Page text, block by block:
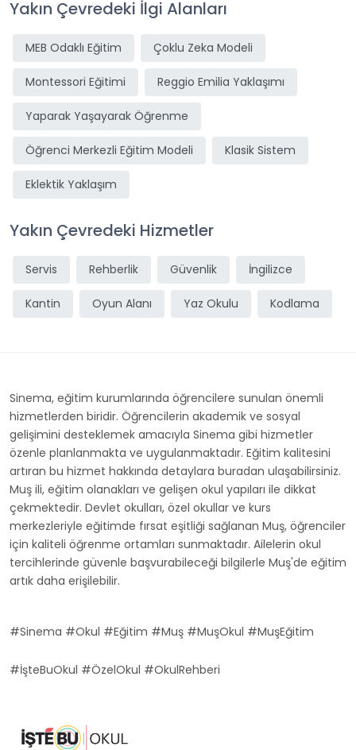
Yakın Çevredeki İlgi Alanları
MEB Odaklı Eğitim Çoklu Zeka Modeli
Montessori Eğitimi Reggio Emilia Yaklaşımı
Yaparak Yaşayarak Öğrenme
Öğrenci Merkezli Eğitim Modeli Klasik Sistem
Eklektik Yaklaşım
Yakın Çevredeki Hizmetler
Servis Rehberlik Güvenlik İngilizce
Kantin Oyun Alanı Yaz Okulu Kodlama
Sinema, eğitim kurumlarında öğrencilere sunulan önemli
hizmetlerden biridir. Öğrencilerin akademik ve sosyal
gelişimini desteklemek amacıyla Sinema gibi hizmetler
özenle planlanmakta ve uygulanmaktadır. Eğitim kalitesini
artıran bu hizmet hakkında detaylara buradan ulaşabilirsiniz.
Muş ili, eğitim olanakları ve gelişen okul yapıları ile dikkat
çekmektedir. Devlet okulları, özel okullar ve kurs
merkezleriyle eğitimde fırsat eşitliği sağlanan Muş, öğrenciler
için kaliteli öğrenme ortamları sunmaktadır. Ailelerin okul
tercihlerinde güvenle başvurabileceği bilgilerle Muş'de eğitim
artık daha erişilebilir.
#Sinema #Okul #Eğitim #Muş #MuşOkul #MuşEğitim
#İşteBuOkul #ÖzelOkul #OkulRehberi